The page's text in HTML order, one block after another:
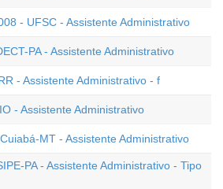
- UFSC - Assistente Administrativo
PA - Assistente Administrativo
- Assistente Administrativo - f
- Assistente Administrativo
MT - Assistente Administrativo
PA - Assistente Administrativo - Tipo